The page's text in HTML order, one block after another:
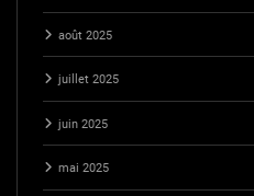
août 2025
juillet 2025
juin 2025
mai 2025